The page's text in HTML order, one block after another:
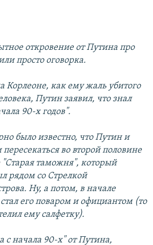
откровение от Путина про
просто оговорка.
Корлеоне, как ему жаль убитого
Путин заявил, что знал
90-х годов".
было известно, что Путин и
во второй половине
"Старая таможня", который
рядом со Стрелкой
Ну, а потом, в начале
его поваром и официантом (то
ему салфетку).
с начала 90-х" от Путина,